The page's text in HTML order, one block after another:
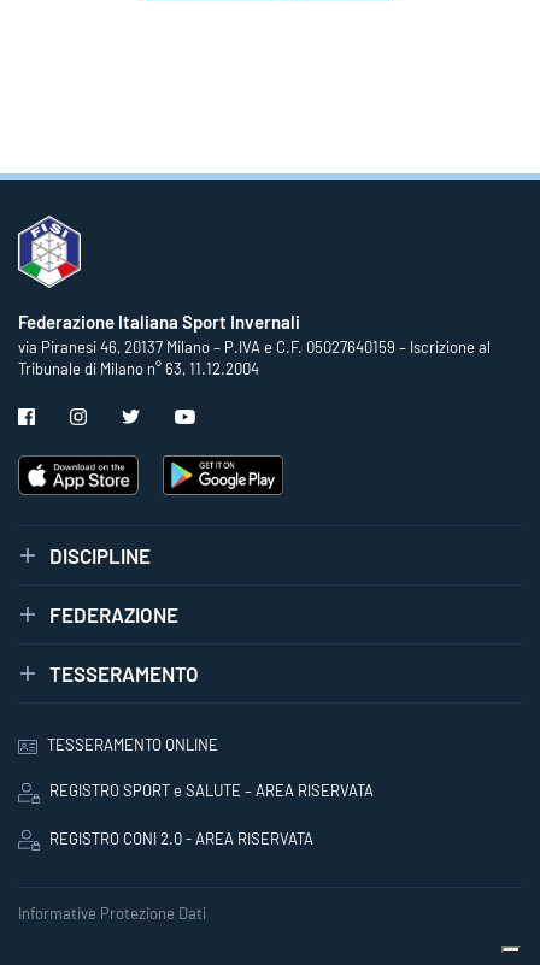
Federazione Italiana Sport Invernali
via Piranesi 46, 20137 Milano – P.IVA e C.F. 05027640159 – Iscrizione al
Tribunale di Milano n° 63, 11.12.2004
DISCIPLINE
FEDERAZIONE
TESSERAMENTO
TESSERAMENTO ONLINE
REGISTRO SPORT e SALUTE – AREA RISERVATA
REGISTRO CONI 2.0 - AREA RISERVATA
Informative Protezione Dati